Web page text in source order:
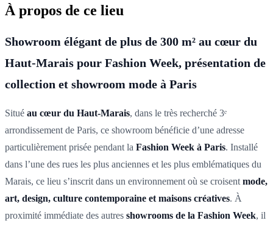
À propos de ce lieu
Showroom élégant de plus de 300 m² au cœur du
Haut-Marais pour Fashion Week, présentation de
collection et showroom mode à Paris
Situé au cœur du Haut-Marais, dans le très recherché 3ᵉ
arrondissement de Paris, ce showroom bénéficie d’une adresse
particulièrement prisée pendant la Fashion Week à Paris. Installé
dans l’une des rues les plus anciennes et les plus emblématiques du
Marais, ce lieu s’inscrit dans un environnement où se croisent mode,
art, design, culture contemporaine et maisons créatives. À
proximité immédiate des autres showrooms de la Fashion Week, il